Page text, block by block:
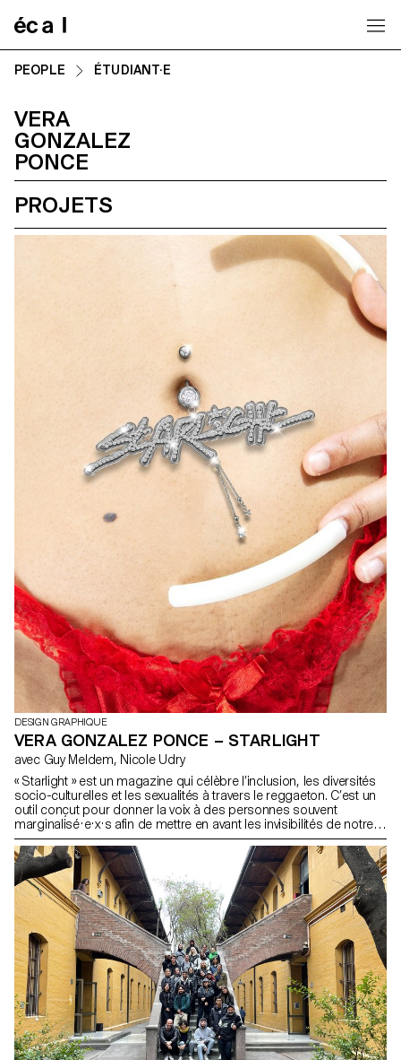
PEOPLE ÉTUDIANT·E
VERA
GONZALEZ
PONCE
PROJETS
DESIGN GRAPHIQUE
VERA GONZALEZ PONCE – STARLIGHT
avec Guy Meldem, Nicole Udry
« Starlight » est un magazine qui célèbre l’inclusion, les diversités
socio-culturelles et les sexualités à travers le reggaeton. C’est un
outil conçut pour donner la voix à des personnes souvent
marginalisé·e·x·s afin de mettre en avant les invisibilités de notre
société. Ce numéro offre des clés de compréhension et des
pistes de réflexion en vue d’une société plus équitable. Le désir se
manifeste à travers les images et celles-ci ont toujours une
intention première. Elles sont principalement dominées par le
« male gaze ». En prenant les choses en main cela peut changer. Il
est possible d’inverser les perspectives ainsi que les dynamiques
de pouvoir. Soyez les protagoniste·x·s de vos désirs. Soyez
fier·ère·x·s de vos corps. Soyez les stars de vos propres
fantasmes et de vos vies.